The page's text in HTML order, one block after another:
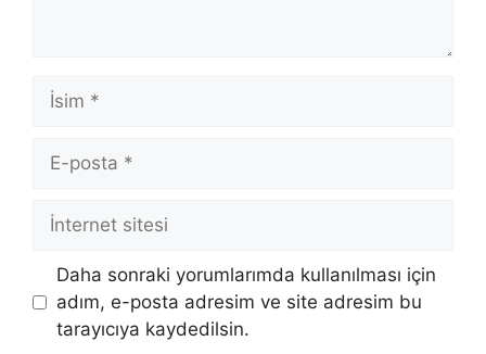
İsim
posta
İnternet
Daha sonraki yorumlarımda kullanılması için
adım, e-posta adresim ve site adresim bu
tarayıcıya kaydedilsin.